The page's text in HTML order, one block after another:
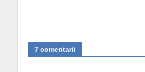
7 comentarii